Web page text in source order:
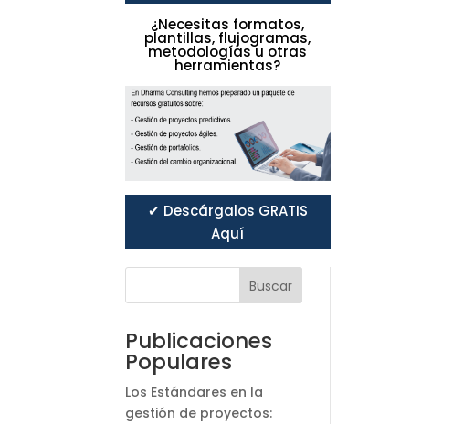
¿Necesitas formatos,
plantillas, flujogramas,
metodologías u otras
herramientas?
✔ Descárgalos GRATIS
Aquí
Buscar
Publicaciones
Populares
Los Estándares en la
gestión de proyectos: